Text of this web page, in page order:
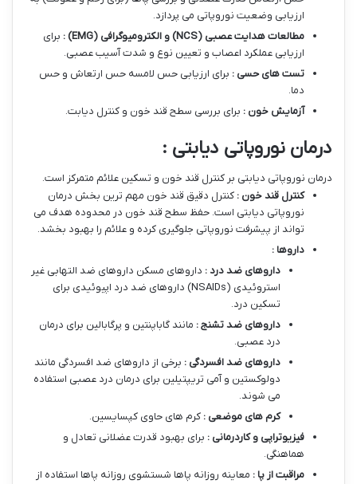
ارزیابی وضعیت نوروپاتی می پردازد.
مطالعات هدایت عصبی (NCS) و الکترومیوگرافی (EMG)
: برای
ارزیابی عملکرد اعصاب و تعیین نوع و شدت آسیب عصبی.
تست های حسی : برای ارزیابی حس لامسه حس ارتعاش و حس
دما.
آزمایش خون : برای بررسی سطح قند خون و کنترل دیابت.
درمان نوروپاتی دیابتی :
درمان نوروپاتی دیابتی بر کنترل قند خون و تسکین علائم متمرکز است.
کنترل قند خون : کنترل دقیق قند خون مهم ترین بخش درمان
نوروپاتی دیابتی است. حفظ سطح قند خون در محدوده هدف می
تواند از پیشرفت نوروپاتی جلوگیری کرده و علائم را بهبود بخشد.
داروها :
داروهای ضد درد : داروهای مسکن داروهای ضد التهابی غیر
استروئیدی (NSAIDs) داروهای ضد درد اپیوئیدی برای
تسکین درد.
داروهای ضد تشنج : مانند گاباپنتین و پرگابالین برای درمان
درد عصبی.
داروهای ضد افسردگی : برخی از داروهای ضد افسردگی مانند
دولوکستین و آمی تریپتیلین برای درمان درد عصبی استفاده
می شوند.
کرم های موضعی : کرم های حاوی کپسایسین.
فیزیوتراپی و کاردرمانی : برای بهبود قدرت عضلانی تعادل و
هماهنگی.
مراقبت از پا : معاینه روزانه پاها شستشوی روزانه پاها استفاده از